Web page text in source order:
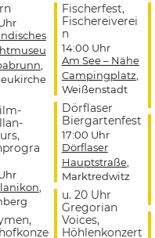
Fischerfest,
Fischereiverei
n
14:00 Uhr
Am See – Nähe
Campingplatz
Weißenstadt
Dörflaser
Biergartenfest
17:00 Uhr
Dörflaser
Hauptstraße,
Marktredwitz
u. 20 Uhr
Gregorian
Voices,
Höhlenkonzert